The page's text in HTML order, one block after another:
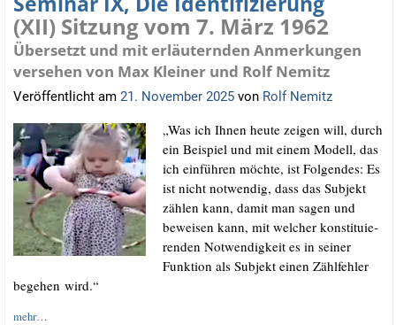
(XII) Sitzung vom 7. März 1962
Übersetzt und mit erläuternden Anmerkungen
versehen von Max Kleiner und Rolf Nemitz
Veröffentlicht am 21. November 2025 von Rolf Nemitz
„Was ich Ihnen heu­te zei­gen will, durch
ein Bei­spiel und mit einem Modell, das
ich ein­füh­ren möch­te, ist Fol­gen­des: Es
ist nicht not­wen­dig, dass das Sub­jekt
zäh­len kann, damit man sagen und
bewei­sen kann, mit wel­cher kon­sti­tu­ie­
ren­den Not­wen­dig­keit es in sei­ner
Funk­ti­on als Sub­jekt einen Zähl­feh­ler
bege­hen wird.“
mehr…